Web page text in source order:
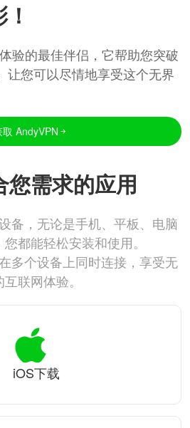
验的最佳伴侣，它帮助您突破
让您可以尽情地享受这个无界
取 AndyVPN
您需求的应用
备，无论是手机、平板、电脑
都能轻松安装和使用。
多个设备上同时连接，享受无
联网体验。
iOS下载